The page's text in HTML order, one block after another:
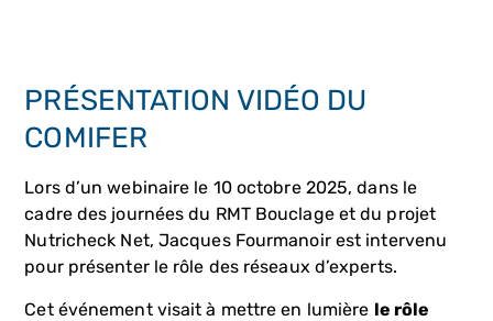
PRÉSENTATION VIDÉO DU
COMIFER
Lors d’un webinaire le 10 octobre 2025, dans le
cadre des journées du RMT Bouclage et du projet
Nutricheck Net, Jacques Fourmanoir est intervenu
pour présenter le rôle des réseaux d’experts.
Cet événement visait à mettre en lumière le rôle